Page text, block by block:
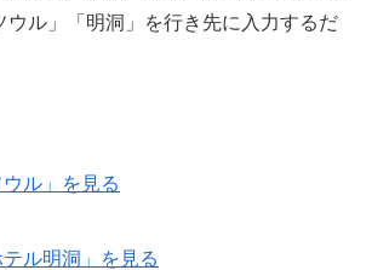
ル」「明洞」を行き先に入力するだ
ウル」を見る
テル明洞」を見る